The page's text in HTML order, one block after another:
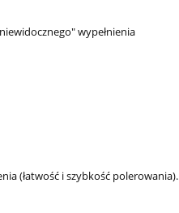
wypełnienia
(łatwość i szybkość polerowania).